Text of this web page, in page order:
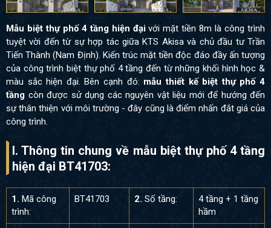
Mẫu biệt thự phố 4 tầng hiện đạivới mặt tiền 8m là công trình
tuyệt vời đến từ sự hợp tác giữa KTS Akisa và chủ đầu tư Trần
Tiến Thành (Nam Định). Kiến trúc mặt tiền độc đáo đầy ấn tượng
của công trình biệt thự phố 4 tầng đến từ những khối hình học &
màu sắc hiện đại. Bên cạnh đó: mẫu thiết kế biệt thự phố 4
tầng còn được sử dụng các nguyên vật liệu mới để hướng đến
sự thân thiện với môi trường - đây cũng là điểm nhấn đắt giá của
công trình.
I. Thông tin chung về mẫu biệt thự phố 4 tầng
hiện đại BT41703:
1. Mã công
trình:
BT41703 2. Số tầng:
4 tầng + 1 tầng
hầm